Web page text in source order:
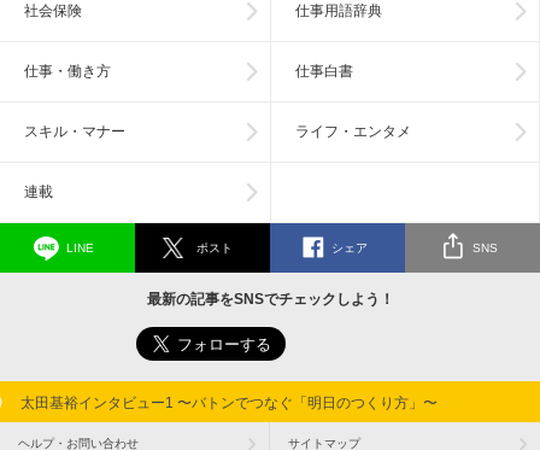
社会保険 仕事用語辞典
仕事・働き方 仕事白書
スキル・マナー ライフ・エンタメ
連載
LINE ポスト シェア SNS
最新の記事をSNSでチェックしよう！
太田基裕インタビュー1 〜バトンでつなぐ「明日のつくり方」〜
ヘルプ・お問い合わせ サイトマップ